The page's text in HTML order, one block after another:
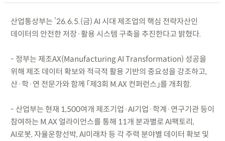
산업통상부는 ’26.6.5.(금) AI 시대 제조업의 핵심 전략자산인
데이터의 안전한 저장·활용 시스템 구축을 추진한다고 밝혔다.
- 정부는 제조AX(Manufacturing AI Transformation) 성공을
위해 제조 데이터 확보와 적극적 활용 기반의 중요성을 강조하고,
산·학·연 전문가와 함께 「제3회 M.AX 컨퍼런스」를 개최함.
- 산업부는 현재 1,500여개 제조기업·AI기업·학계·연구기관 등이
참여하는 M.AX 얼라이언스를 통해 11개 분과별로 AI팩토리,
AI로봇, 자율운항선박, AI미래차 등 각 주력 분야별 데이터 확보 및